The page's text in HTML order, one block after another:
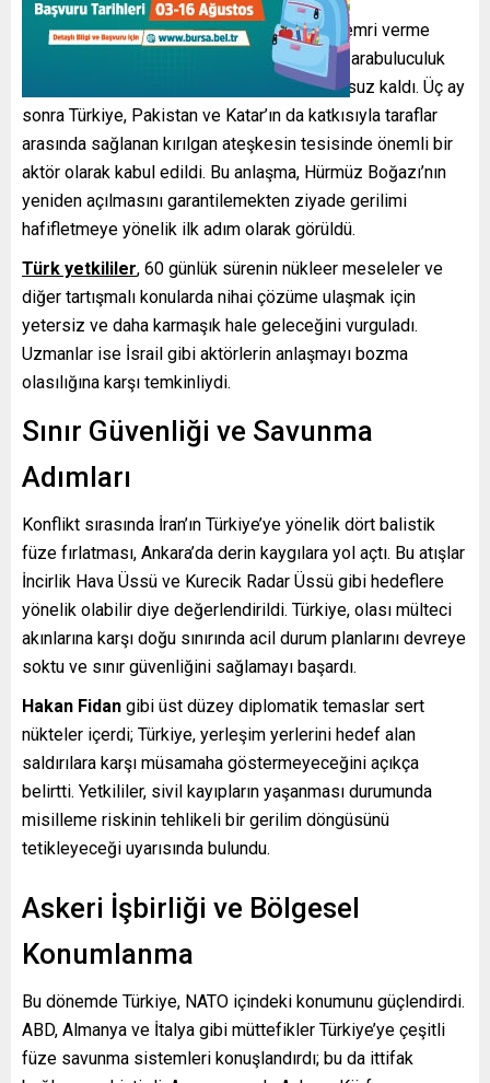
ABD Başkanı Donald Trump’ın İran’a saldırı emri verme
tehdidinin ardından Türk yetkililer defalarca arabuluculuk
girişiminde bulundu; fakat ilk çabalar sonuçsuz kaldı. Üç ay
sonra Türkiye, Pakistan ve Katar’ın da katkısıyla taraflar
arasında sağlanan kırılgan ateşkesin tesisinde önemli bir
aktör olarak kabul edildi. Bu anlaşma, Hürmüz Boğazı’nın
yeniden açılmasını garantilemekten ziyade gerilimi
hafifletmeye yönelik ilk adım olarak görüldü.
Türk yetkililer, 60 günlük sürenin nükleer meseleler ve
diğer tartışmalı konularda nihai çözüme ulaşmak için
yetersiz ve daha karmaşık hale geleceğini vurguladı.
Uzmanlar ise İsrail gibi aktörlerin anlaşmayı bozma
olasılığına karşı temkinliydi.
Sınır Güvenliği ve Savunma
Adımları
Konflikt sırasında İran’ın Türkiye’ye yönelik dört balistik
füze fırlatması, Ankara’da derin kaygılara yol açtı. Bu atışlar
İncirlik Hava Üssü ve Kurecik Radar Üssü gibi hedeflere
yönelik olabilir diye değerlendirildi. Türkiye, olası mülteci
akınlarına karşı doğu sınırında acil durum planlarını devreye
soktu ve sınır güvenliğini sağlamayı başardı.
Hakan Fidan gibi üst düzey diplomatik temaslar sert
nükteler içerdi; Türkiye, yerleşim yerlerini hedef alan
saldırılara karşı müsamaha göstermeyeceğini açıkça
belirtti. Yetkililer, sivil kayıpların yaşanması durumunda
misilleme riskinin tehlikeli bir gerilim döngüsünü
tetikleyeceği uyarısında bulundu.
Askeri İşbirliği ve Bölgesel
Konumlanma
Bu dönemde Türkiye, NATO içindeki konumunu güçlendirdi.
ABD, Almanya ve İtalya gibi müttefikler Türkiye’ye çeşitli
füze savunma sistemleri konuşlandırdı; bu da ittifak